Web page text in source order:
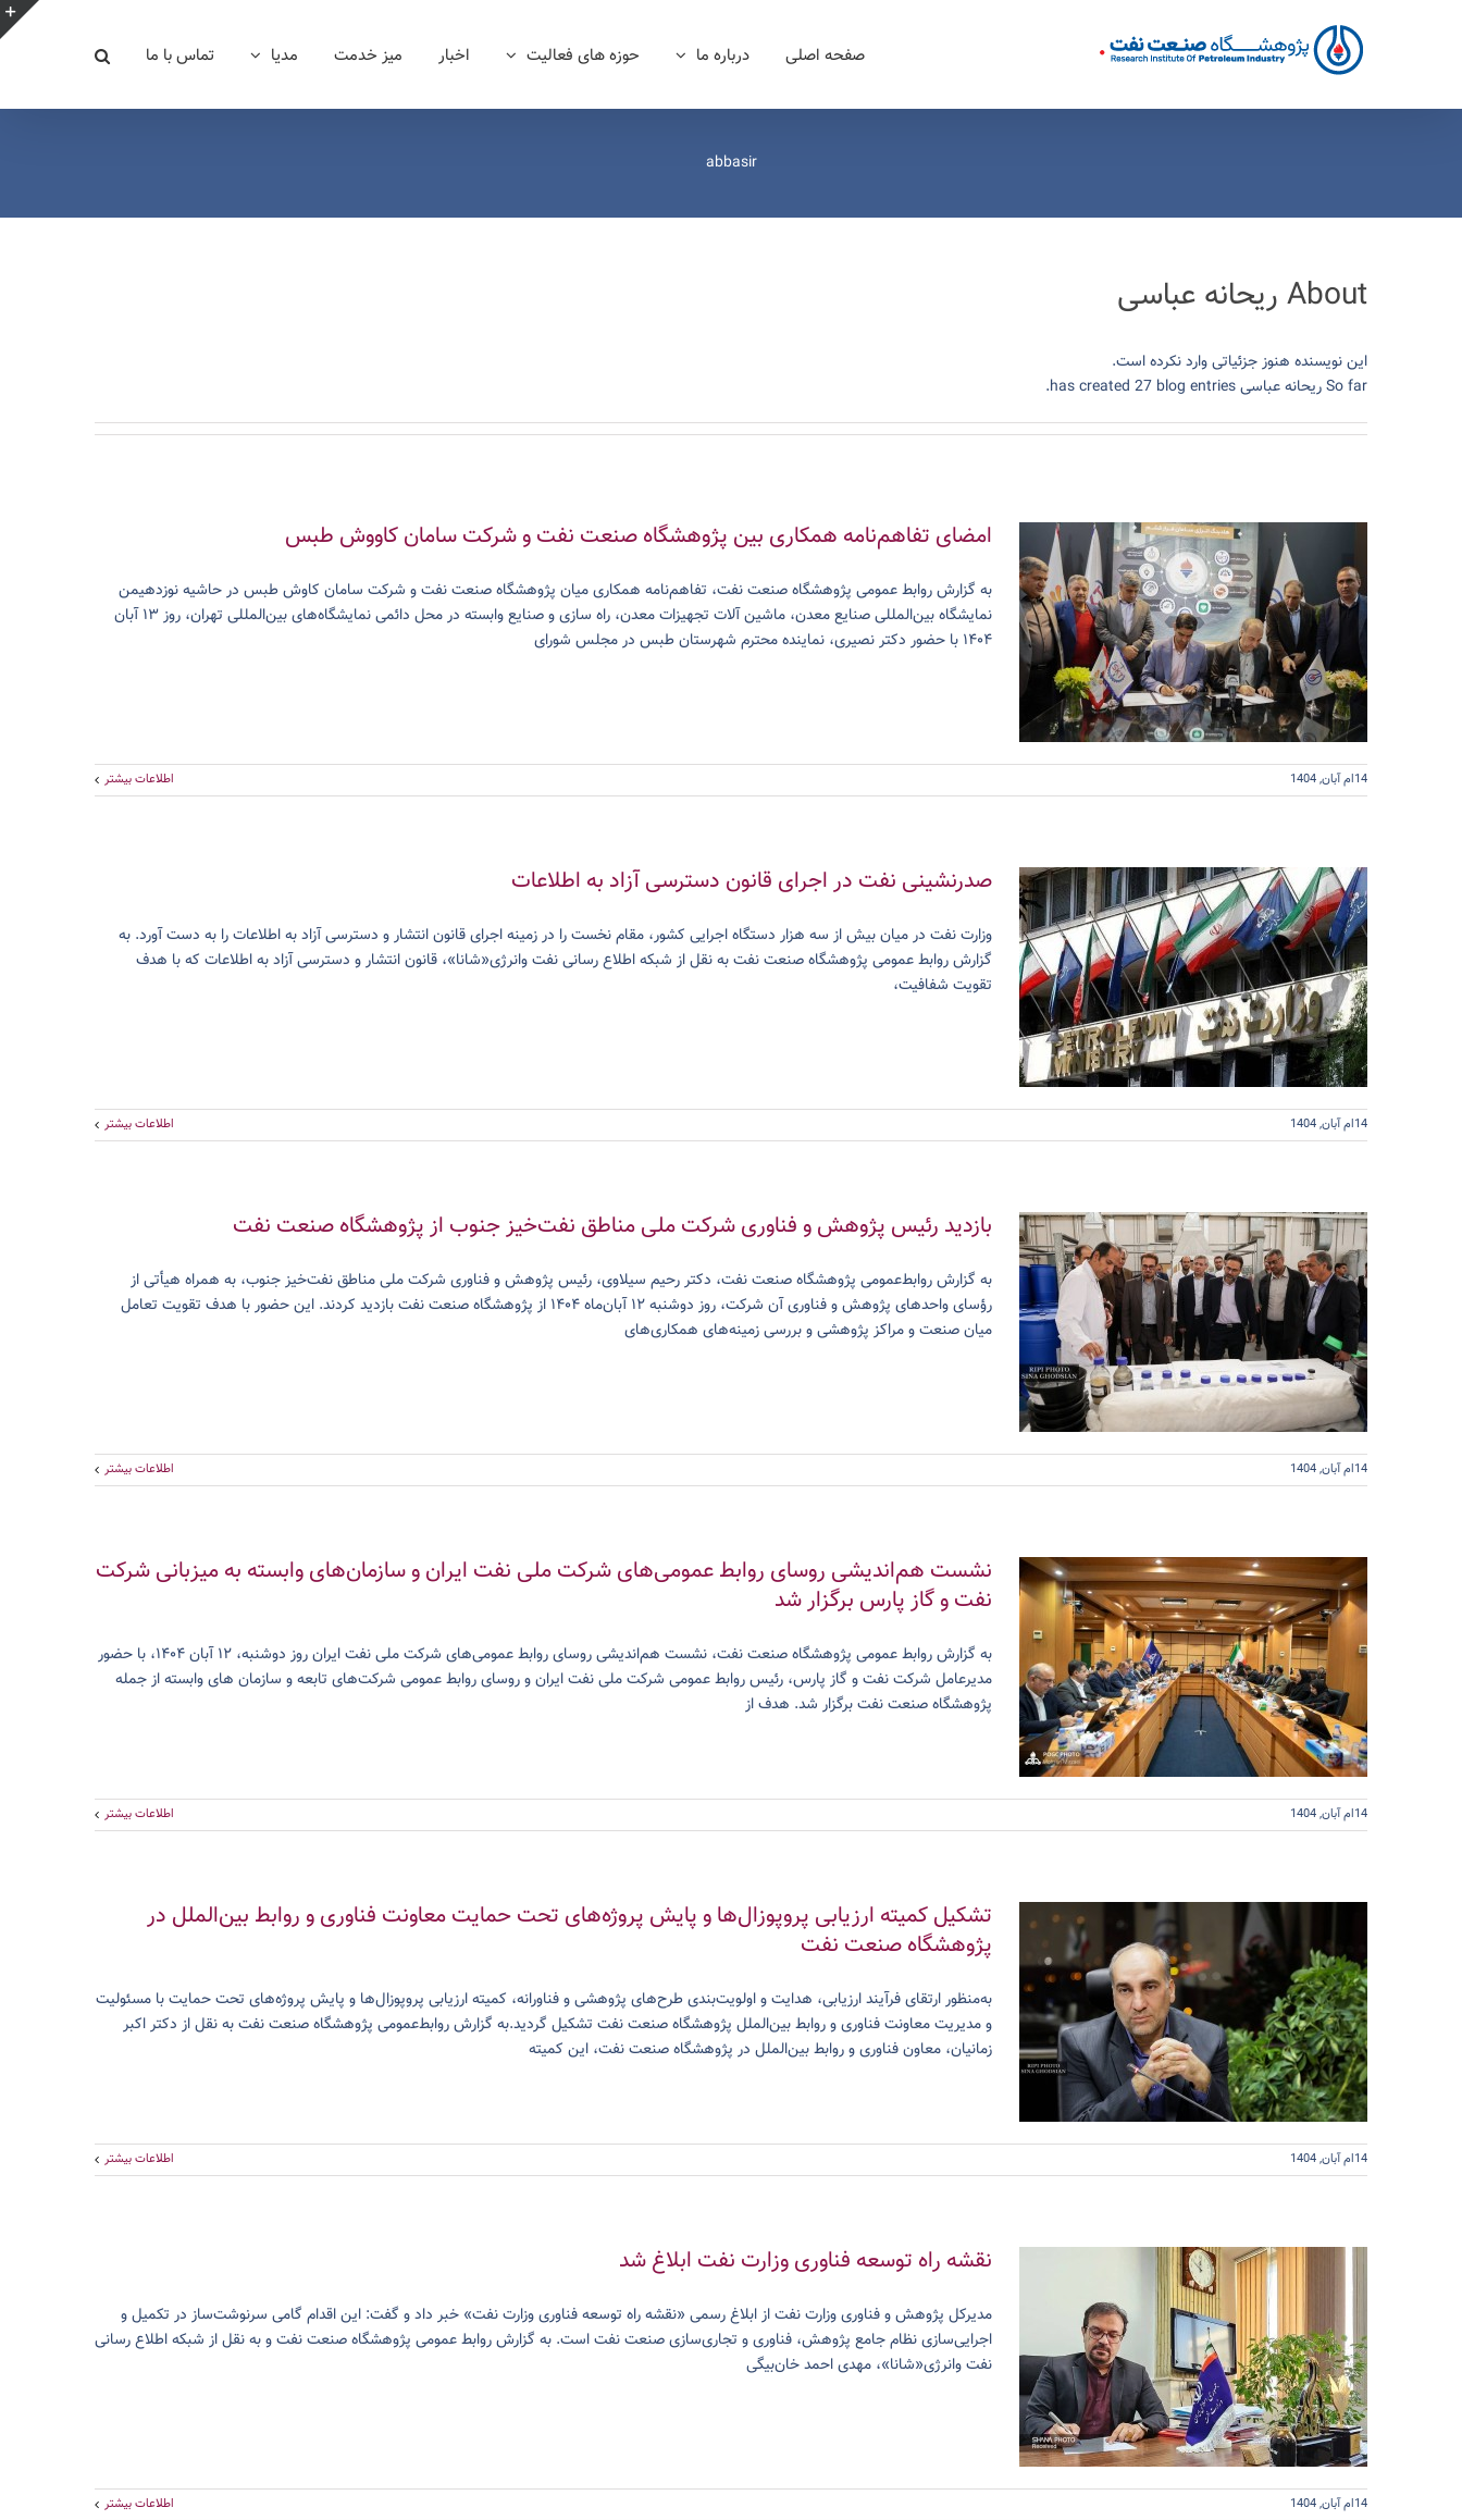
صفحه اصلی درباره ما حوزه های فعالیت اخبار میز خدمت مدیا تماس با ما
abbasir
About ریحانه عباسی
این نویسنده هنوز جزئیاتی وارد نکرده است.
So far ریحانه عباسی has created 27 blog entries.
امضای تفاهم‌نامه همکاری بین پژوهشگاه صنعت نفت و شرکت سامان کاووش طبس
به گزارش روابط عمومی پژوهشگاه صنعت نفت، تفاهم‌نامه همکاری میان پژوهشگاه صنعت نفت و شرکت سامان کاوش طبس در حاشیه نوزدهیمن
نمایشگاه بین‌المللی صنایع معدن، ماشین آلات تجهیزات معدن، راه سازی و صنایع وابسته در محل دائمی نمایشگاه‌های بین‌المللی تهران، روز ۱۳ آبان
۱۴۰۴ با حضور دکتر نصیری، نماینده محترم شهرستان طبس در مجلس شورای
14ام آبان, 1404 اطلاعات بیشتر
صدرنشینی نفت در اجرای قانون دسترسی آزاد به اطلاعات
وزارت نفت در میان بیش از سه هزار دستگاه اجرایی کشور، مقام نخست را در زمینه اجرای قانون انتشار و دسترسی آزاد به اطلاعات را به دست آورد. به
گزارش روابط عمومی پژوهشگاه صنعت نفت به نقل از شبکه اطلاع رسانی نفت وانرژی«شانا»، قانون انتشار و دسترسی آزاد به اطلاعات که با هدف
تقویت شفافیت،
14ام آبان, 1404 اطلاعات بیشتر
بازدید رئیس پژوهش و فناوری شرکت ملی مناطق نفت‌خیز جنوب از پژوهشگاه صنعت نفت
به گزارش روابط‌عمومی پژوهشگاه صنعت نفت، دکتر رحیم سیلاوی، رئیس پژوهش و فناوری شرکت ملی مناطق نفت‌خیز جنوب، به همراه هیأتی از
رؤسای واحدهای پژوهش و فناوری آن شرکت، روز دوشنبه ۱۲ آبان‌ماه ۱۴۰۴ از پژوهشگاه صنعت نفت بازدید کردند. این حضور با هدف تقویت تعامل
میان صنعت و مراکز پژوهشی و بررسی زمینه‌های همکاری‌های
14ام آبان, 1404 اطلاعات بیشتر
نشست هم‌اندیشی روسای روابط عمومی‌های شرکت ملی نفت ایران و سازمان‌های وابسته به میزبانی شرکت
نفت و گاز پارس برگزار شد
به گزارش روابط عمومی پژوهشگاه صنعت نفت، نشست هم‌اندیشی روسای روابط عمومی‌های شرکت ملی نفت ایران روز دوشنبه، ۱۲ آبان ۱۴۰۴، با حضور
مدیرعامل شرکت نفت و گاز پارس، رئیس روابط عمومی شرکت ملی نفت ایران و روسای روابط عمومی شرکت‌های تابعه و سازمان های وابسته از جمله
پژوهشگاه صنعت نفت برگزار شد. هدف از
14ام آبان, 1404 اطلاعات بیشتر
تشکیل کمیته ارزیابی پروپوزال‌ها و پایش پروژه‌های تحت حمایت معاونت فناوری و روابط بین‌الملل در
پژوهشگاه صنعت نفت
به‌منظور ارتقای فرآیند ارزیابی، هدایت و اولویت‌بندی طرح‌های پژوهشی و فناورانه، کمیته ارزیابی پروپوزال‌ها و پایش پروژه‌های تحت حمایت با مسئولیت
و مدیریت معاونت فناوری و روابط بین‌الملل پژوهشگاه صنعت نفت تشکیل گردید.به گزارش روابط‌عمومی پژوهشگاه صنعت نفت به نقل از دکتر اکبر
زمانیان، معاون فناوری و روابط بین‌الملل در پژوهشگاه صنعت نفت، این کمیته
14ام آبان, 1404 اطلاعات بیشتر
نقشه راه توسعه فناوری وزارت نفت ابلاغ شد
مدیرکل پژوهش و فناوری وزارت نفت از ابلاغ رسمی «نقشه راه توسعه فناوری وزارت نفت» خبر داد و گفت: این اقدام گامی سرنوشت‌ساز در تکمیل و
اجرایی‌سازی نظام جامع پژوهش، فناوری و تجاری‌سازی صنعت نفت است. به گزارش روابط عمومی پژوهشگاه صنعت نفت و به نقل از شبکه اطلاع رسانی
نفت وانرژی«شانا»، مهدی احمد خان‌بیگی
14ام آبان, 1404 اطلاعات بیشتر